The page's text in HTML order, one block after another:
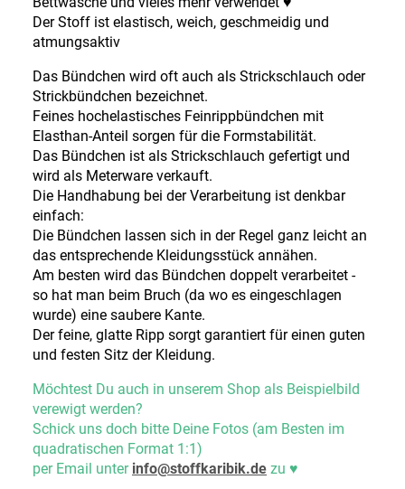
Der Stoff ist elastisch, weich, geschmeidig und
atmungsaktiv
Das Bündchen wird oft auch als Strickschlauch oder
Strickbündchen bezeichnet.
Feines hochelastisches Feinrippbündchen mit
Elasthan-Anteil sorgen für die Formstabilität.
Das Bündchen ist als Strickschlauch gefertigt und
wird als Meterware verkauft.
Die Handhabung bei der Verarbeitung ist denkbar
einfach:
Die Bündchen lassen sich in der Regel ganz leicht an
das entsprechende Kleidungsstück annähen.
Am besten wird das Bündchen doppelt verarbeitet -
so hat man beim Bruch (da wo es eingeschlagen
wurde) eine saubere Kante.
Der feine, glatte Ripp sorgt garantiert für einen guten
und festen Sitz der Kleidung.
Möchtest Du auch in unserem Shop als Beispielbild
verewigt werden?
Schick uns doch bitte Deine Fotos (am Besten im
quadratischen Format 1:1)
per Email unter info@stoffkaribik.de zu ♥